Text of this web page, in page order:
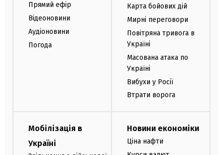
Прямий ефір
Відеоновини
Аудіоновини
Погода
Карта бойових дій
Мирні переговори
Повітряна тривога в
Україні
Масована атака по
Україні
Вибухи у Росії
Втрати ворога
Мобілізація в
Україні
Новини економіки
Ціна нафти